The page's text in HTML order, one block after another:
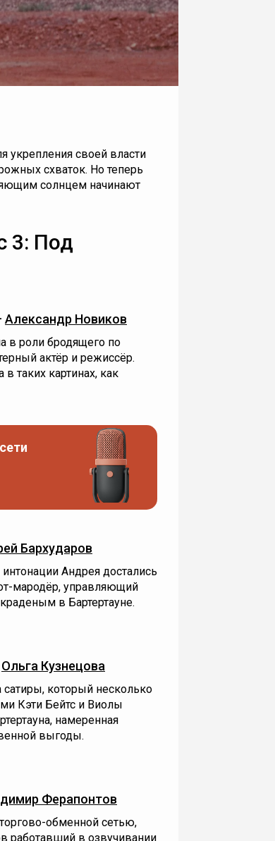
укрепления своей власти
схваток. Но теперь
солнцем начинают
3: Под
Александр Новиков
в роли бродящего по
актёр и режиссёр.
таких картинах, как
Бархударов
Андрея достались
мародёр, управляющий
в Бартертауне.
Ольга Кузнецова
сатиры, который несколько
Кэти Бейтс и Виолы
намеренная
выгоды.
Ферапонтов
обменной сетью,
работавший в озвучивании